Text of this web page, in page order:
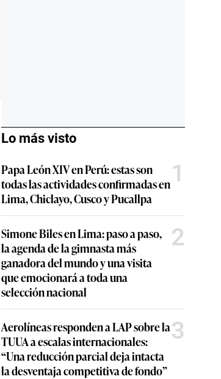
Lo más visto
Papa León XIV en Perú: estas son
todas las actividades confirmadas en
Lima, Chiclayo, Cusco y Pucallpa
1
Simone Biles en Lima: paso a paso,
la agenda de la gimnasta más
ganadora del mundo y una visita
que emocionará a toda una
selección nacional
2
Aerolíneas responden a LAP sobre la
TUUA a escalas internacionales:
“Una reducción parcial deja intacta
la desventaja competitiva de fondo”
3